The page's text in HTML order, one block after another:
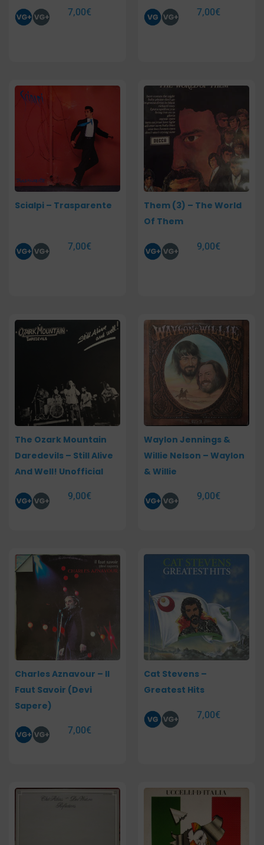
7,00€ 7,00€
Scialpi – Trasparente
7,00€
Them (3) – The World
Of Them
9,00€
The Ozark Mountain
Daredevils – Still Alive
And Well! Unofficial
9,00€
Waylon Jennings &
Willie Nelson – Waylon
& Willie
9,00€
Charles Aznavour – Il
Faut Savoir (Devi
Sapere)
7,00€
Cat Stevens –
Greatest Hits
7,00€